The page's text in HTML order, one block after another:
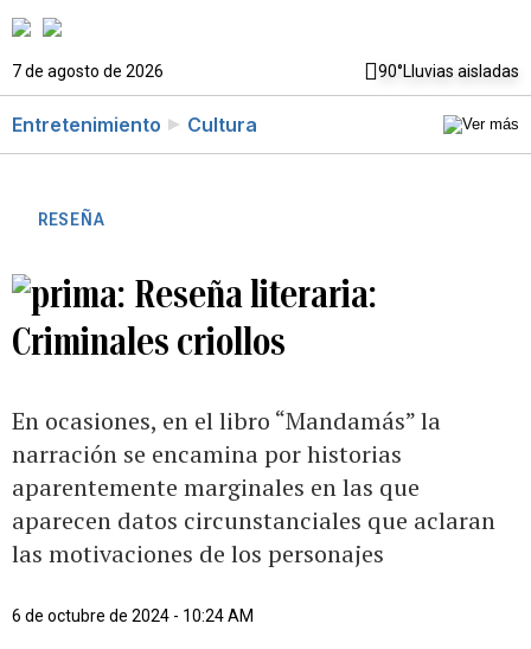
7 de agosto de 2026 90°Lluvias aisladas
Entretenimiento Cultura
RESEÑA
Reseña literaria:
Criminales criollos
En ocasiones, en el libro “Mandamás” la
narración se encamina por historias
aparentemente marginales en las que
aparecen datos circunstanciales que aclaran
las motivaciones de los personajes
6 de octubre de 2024 - 10:24 AM